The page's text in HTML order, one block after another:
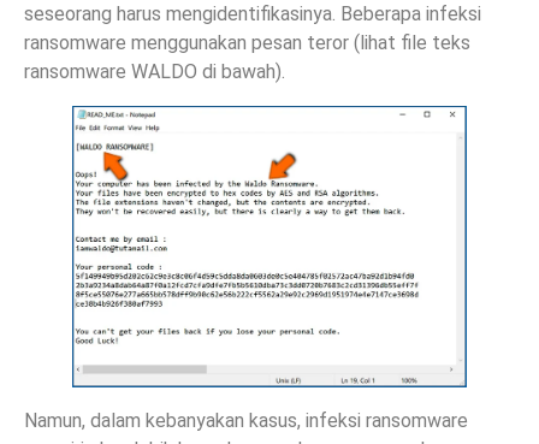
seseorang harus mengidentifikasinya. Beberapa infeksi
ransomware menggunakan pesan teror (lihat file teks
ransomware WALDO di bawah).
Namun, dalam kebanyakan kasus, infeksi ransomware